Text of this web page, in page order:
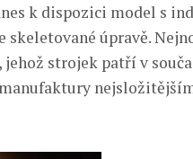
k dispozici model s
úpravě.
strojek patří v
nejsložitějším